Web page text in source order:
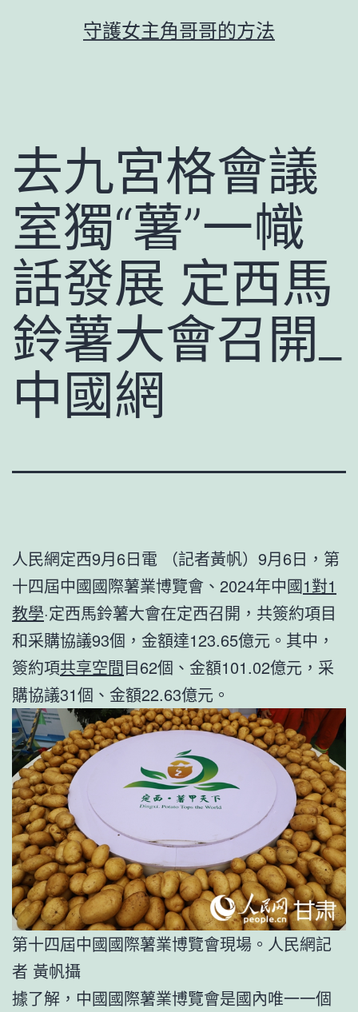
守護女主角哥哥的方法
去九宮格會議
室獨“薯”一幟
話發展 定西馬
鈴薯大會召開_
中國網
人民網定西9月6日電 （記者黃帆）9月6日，第
十四屆中國國際薯業博覽會、2024年中國1對1
教學·定西馬鈴薯大會在定西召開，共簽約項目
和采購協議93個，金額達123.65億元。其中，
簽約項共享空間目62個、金額101.02億元，采
購協議31個、金額22.63億元。
第十四屆中國國際薯業博覽會現場。人民網記
者 黃帆攝
據了解，中國國際薯業博覽會是國內唯一一個